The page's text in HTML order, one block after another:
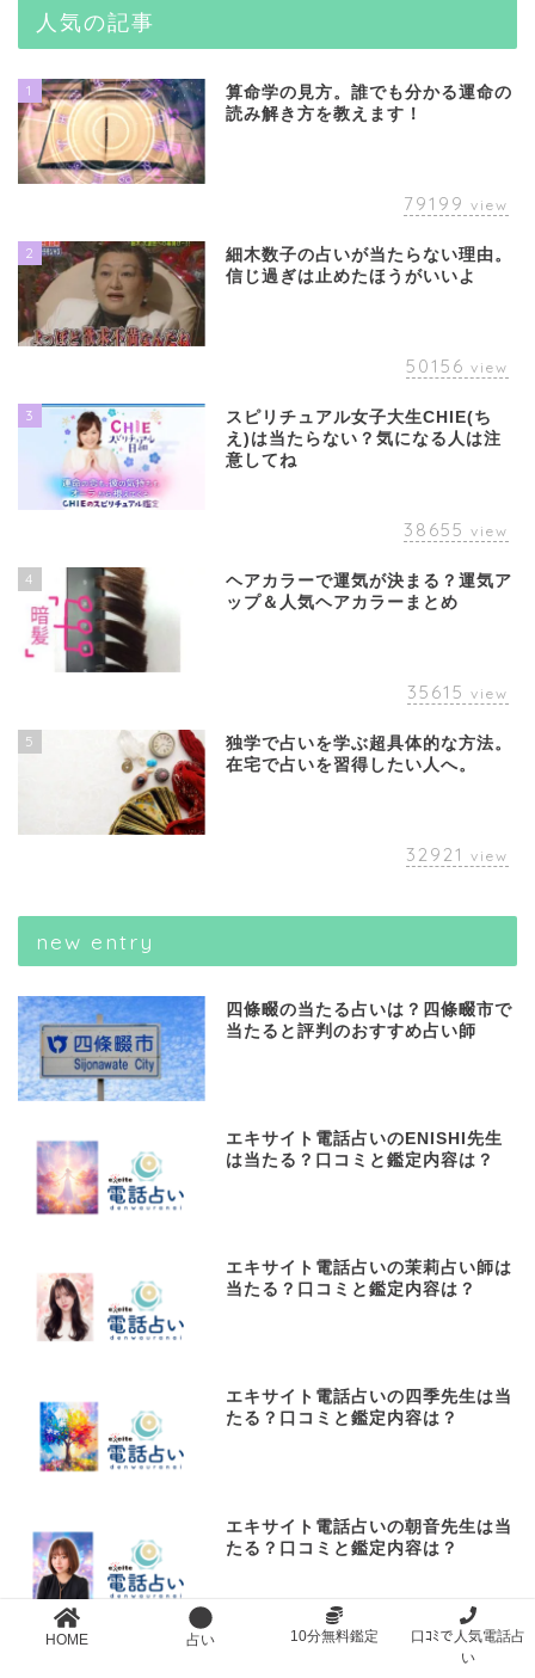
人気の記事
1
算命学の見方。誰でも分かる運命の
読み解き方を教えます！
79199 view
2
細木数子の占いが当たらない理由。
信じ過ぎは止めたほうがいいよ
50156 view
3
スピリチュアル女子大生CHIE(ち
え)は当たらない？気になる人は注
意してね
38655 view
4
ヘアカラーで運気が決まる？運気ア
ップ＆人気ヘアカラーまとめ
35615 view
5
独学で占いを学ぶ超具体的な方法。
在宅で占いを習得したい人へ。
32921 view
new entry
四條畷の当たる占いは？四條畷市で
当たると評判のおすすめ占い師
エキサイト電話占いのENISHI先生
は当たる？口コミと鑑定内容は？
エキサイト電話占いの茉莉占い師は
当たる？口コミと鑑定内容は？
エキサイト電話占いの四季先生は当
たる？口コミと鑑定内容は？
エキサイト電話占いの朝音先生は当
たる？口コミと鑑定内容は？
HOME 占い 10分無料鑑定
口ｺﾐで人気電話占
い